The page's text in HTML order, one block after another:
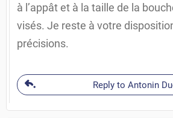
à l’appât et à la taille de la
visés. Je reste à votre
précisions.
Reply to Antonin